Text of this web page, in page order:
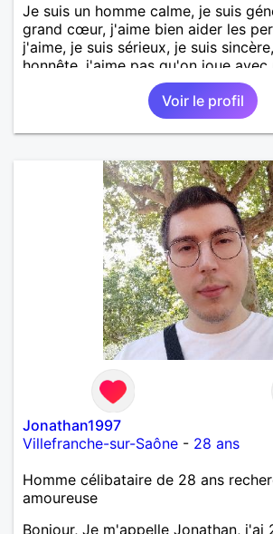
Je suis un homme calme, je suis
grand cœur, j'aime bien aider les
j'aime, je suis sérieux, je suis
honnête, j'aime pas qu'on joue
pas les mensonges. Je cherche une
amoureuse et sérieuse.Voir le profil
Jonathan1997
Villefranche-sur-Saône - 28 ans
Homme célibataire de 28 ans
amoureuse
Bonjour, Je m'appelle Jonathan, j'ai